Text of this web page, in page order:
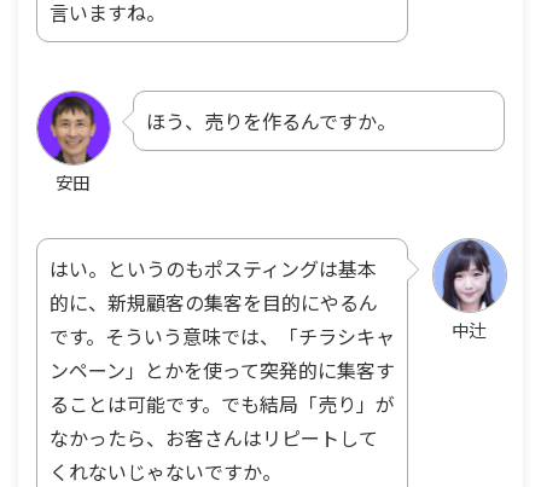
言いますね。
安田
ほう、売りを作るんですか。
中辻
はい。というのもポスティングは基本
的に、新規顧客の集客を目的にやるん
です。そういう意味では、「チラシキャ
ンペーン」とかを使って突発的に集客す
ることは可能です。でも結局「売り」が
なかったら、お客さんはリピートして
くれないじゃないですか。